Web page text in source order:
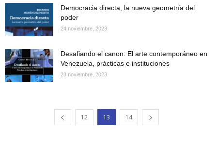
Democracia directa, la nueva geometría del
poder
24 noviembre, 2023
Desafiando el canon: El arte contemporáneo en
Venezuela, prácticas e instituciones
23 noviembre, 2023
12 13 14